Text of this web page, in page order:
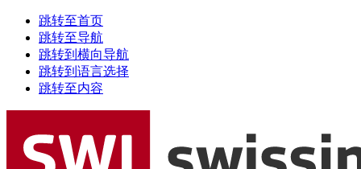
跳转至首页
跳转至导航
跳转到横向导航
跳转到语言选择
跳转至内容